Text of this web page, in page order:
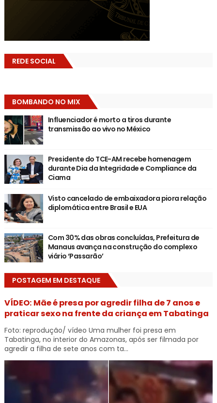
REDE SOCIAL
BOMBANDO NO MIX
Influenciador é morto a tiros durante
transmissão ao vivo no México
Presidente do TCE-AM recebe homenagem
durante Dia da Integridade e Compliance da
Ciama
Visto cancelado de embaixadora piora relação
diplomática entre Brasil e EUA
Com 30% das obras concluídas, Prefeitura de
Manaus avança na construção do complexo
viário ‘Passarão’
POSTAGEM EM DESTAQUE
VÍDEO: Mãe é presa por agredir filha de 7 anos e
praticar sexo na frente da criança em Tabatinga
Foto: reprodução/ vídeo Uma mulher foi presa em
Tabatinga, no interior do Amazonas, após ser filmada por
agredir a filha de sete anos com ta...